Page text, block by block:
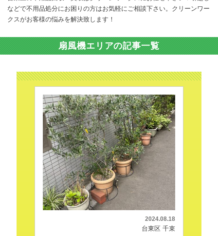
などで不用品処分にお困りの方はお気軽にご相談下さい。クリーンワー
クスがお客様の悩みを解決致します！
扇風機エリアの記事一覧
2024.08.18
台東区 千束